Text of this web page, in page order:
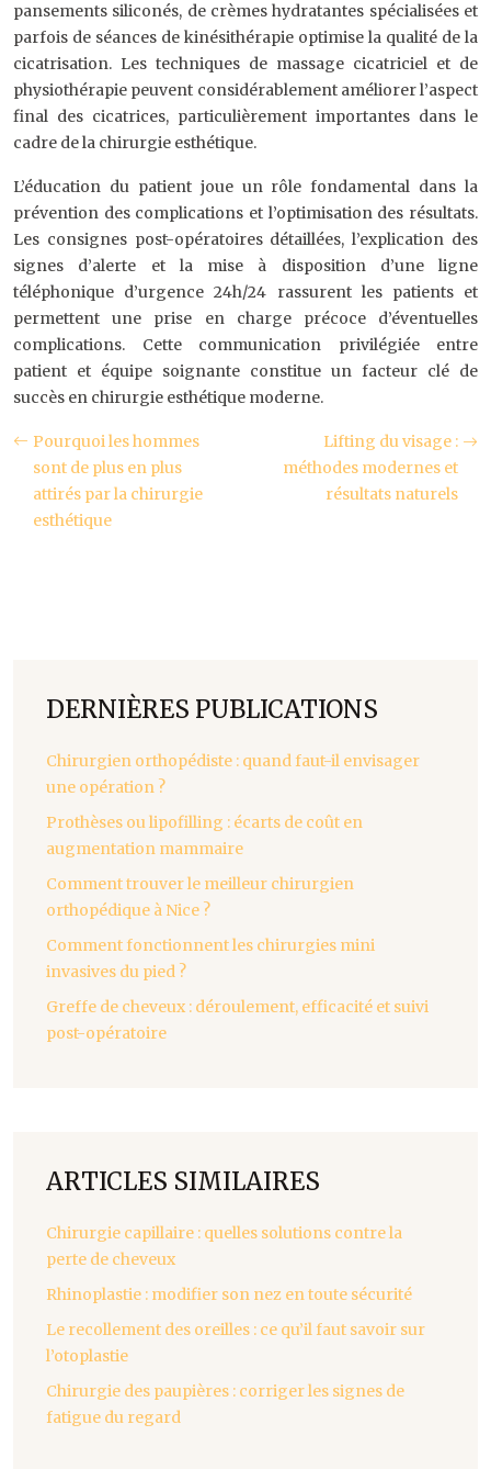
pansements siliconés, de crèmes hydratantes spécialisées et
parfois de séances de kinésithérapie optimise la qualité de la
cicatrisation. Les techniques de massage cicatriciel et de
physiothérapie peuvent considérablement améliorer l’aspect
final des cicatrices, particulièrement importantes dans le
cadre de la chirurgie esthétique.
L’éducation du patient joue un rôle fondamental dans la
prévention des complications et l’optimisation des résultats.
Les consignes post-opératoires détaillées, l’explication des
signes d’alerte et la mise à disposition d’une ligne
téléphonique d’urgence 24h/24 rassurent les patients et
permettent une prise en charge précoce d’éventuelles
complications. Cette communication privilégiée entre
patient et équipe soignante constitue un facteur clé de
succès en chirurgie esthétique moderne.
Pourquoi les hommes
sont de plus en plus
attirés par la chirurgie
esthétique
Lifting du visage :
méthodes modernes et
résultats naturels
DERNIÈRES PUBLICATIONS
Chirurgien orthopédiste : quand faut-il envisager
une opération ?
Prothèses ou lipofilling : écarts de coût en
augmentation mammaire
Comment trouver le meilleur chirurgien
orthopédique à Nice ?
Comment fonctionnent les chirurgies mini
invasives du pied ?
Greffe de cheveux : déroulement, efficacité et suivi
post-opératoire
ARTICLES SIMILAIRES
Chirurgie capillaire : quelles solutions contre la
perte de cheveux
Rhinoplastie : modifier son nez en toute sécurité
Le recollement des oreilles : ce qu’il faut savoir sur
l’otoplastie
Chirurgie des paupières : corriger les signes de
fatigue du regard